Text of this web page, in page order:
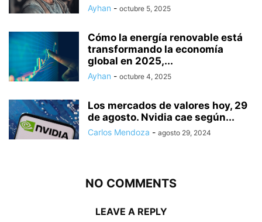
Ayhan - octubre 5, 2025
Cómo la energía renovable está
transformando la economía
global en 2025,...
Ayhan - octubre 4, 2025
Los mercados de valores hoy, 29
de agosto. Nvidia cae según...
Carlos Mendoza - agosto 29, 2024
NO COMMENTS
LEAVE A REPLY